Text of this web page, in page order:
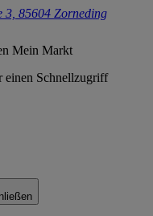
3, 85604 Zorneding
Mein Markt
einen Schnellzugriff